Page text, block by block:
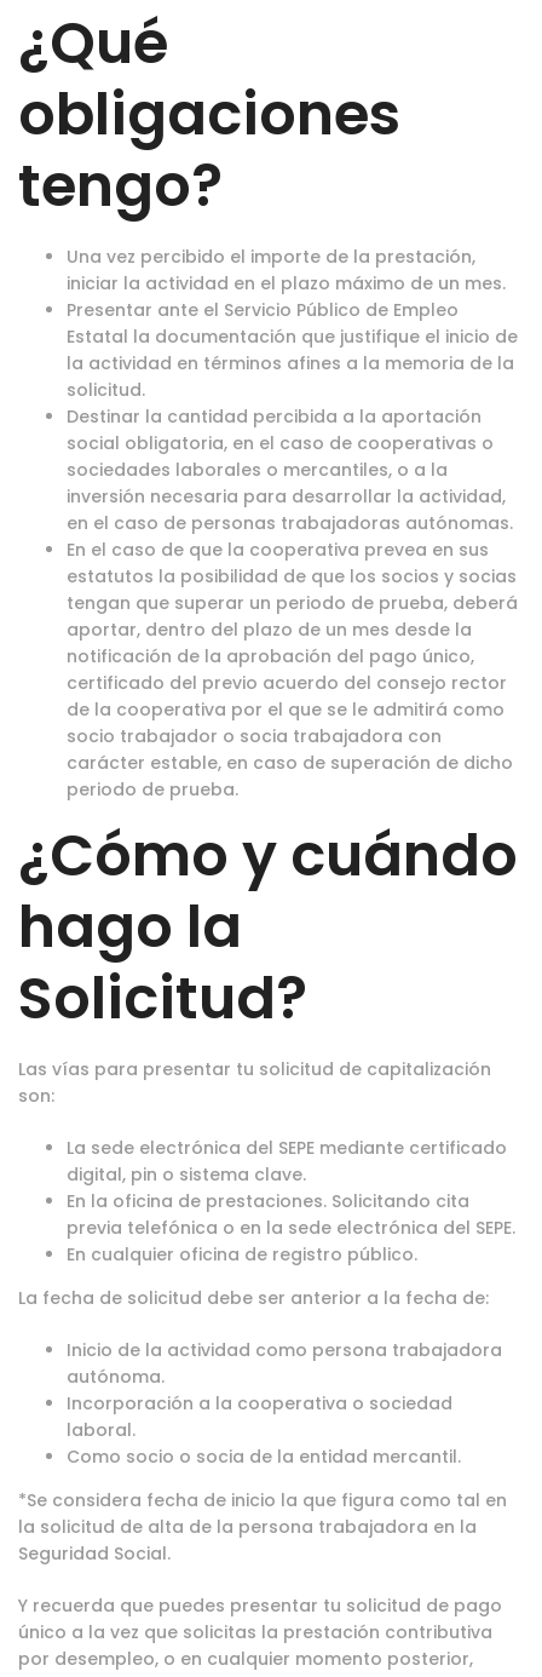
¿Qué
obligaciones
tengo?
Una vez percibido el importe de la prestación,
iniciar la actividad en el plazo máximo de un mes.
Presentar ante el Servicio Público de Empleo
Estatal la documentación que justifique el inicio de
la actividad en términos afines a la memoria de la
solicitud.
Destinar la cantidad percibida a la aportación
social obligatoria, en el caso de cooperativas o
sociedades laborales o mercantiles, o a la
inversión necesaria para desarrollar la actividad,
en el caso de personas trabajadoras autónomas.
En el caso de que la cooperativa prevea en sus
estatutos la posibilidad de que los socios y socias
tengan que superar un periodo de prueba, deberá
aportar, dentro del plazo de un mes desde la
notificación de la aprobación del pago único,
certificado del previo acuerdo del consejo rector
de la cooperativa por el que se le admitirá como
socio trabajador o socia trabajadora con
carácter estable, en caso de superación de dicho
periodo de prueba.
¿Cómo y cuándo
hago la
Solicitud?
Las vías para presentar tu solicitud de capitalización
son:
La sede electrónica del SEPE mediante certificado
digital, pin o sistema clave.
En la oficina de prestaciones. Solicitando cita
previa telefónica o en la sede electrónica del SEPE.
En cualquier oficina de registro público.
La fecha de solicitud debe ser anterior a la fecha de:
Inicio de la actividad como persona trabajadora
autónoma.
Incorporación a la cooperativa o sociedad
laboral.
Como socio o socia de la entidad mercantil.
*Se considera fecha de inicio la que figura como tal en
la solicitud de alta de la persona trabajadora en la
Seguridad Social.
Y recuerda que puedes presentar tu solicitud de pago
único a la vez que solicitas la prestación contributiva
por desempleo, o en cualquier momento posterior,